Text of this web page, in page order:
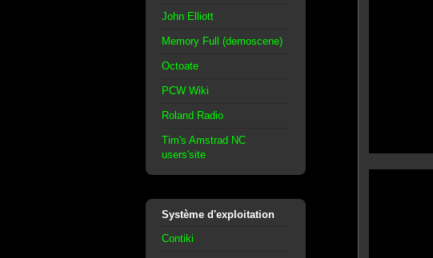
John Elliott
Memory Full (demoscene)
Octoate
PCW Wiki
Roland Radio
Tim's Amstrad NC
users'site
Système d'exploitation
Contiki